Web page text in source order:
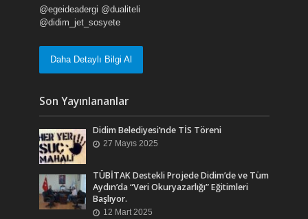
@egeideadergi @dualiteli
@didim_jet_sosyete
Daha Detaylı Bilgi Al
Son Yayınlananlar
Didim Belediyesi’nde TİS Töreni
27 Mayıs 2025
TÜBİTAK Destekli Projede Didim’de ve Tüm
Aydın’da “Veri Okuryazarlığı” Eğitimleri
Başlıyor.
12 Mart 2025